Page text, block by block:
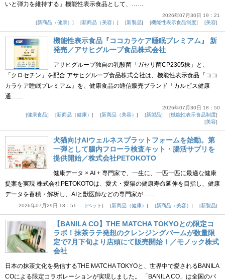
いと弾力を維持する」機能性表示食品として、……
2026年07月30日 19：21
新商品（健康）
新商品（美容） 新製品 機能性表示食品制度 美容
機能性表示食品『ココカラケア睡眠プレミアム』 新
発売／アサヒグループ食品株式会社
アサヒグループ独自の乳酸菌「ガセリ菌CP2305株」と、
「クロセチン」を配合 アサヒグループ食品株式会社は、機能性表示食品『ココ
カラケア睡眠プレミアム』を、健康食品の通信販売ブランド「カルピス健康
通……
2026年07月30日 18：50
健康食品
新商品（健康） 新商品（美容） 新製品
機能性表示食品制度
美容
犬猫向けAIウェルネスプラットフォームを始動。第
一弾として腸内フローラ検査キット・腸活サプリを
提供開始／株式会社PETOKOTO
健康データ × AI + 専門家で、一生に、一匹一匹に最適な健康
提案を実現 株式会社PETOKOTOは、愛犬・愛猫の健康寿命延伸を目指し、健康
データを蓄積・解析し、AIと獣医師などの専門家が……
2026年07月29日 18：51 ペット 新商品（健康） 新商品（美容） 新製品
【BANILA CO】THE MATCHA TOKYOとの限定コ
ラボ！抹茶ラテ発想のクレンジングバームが数量限
定で7月下旬より店頭にて販売開始！／モノック株式
会社
日本の抹茶文化を発信するTHE MATCHA TOKYOと、世界中で愛されるBANILA
COによる限定コラボレーションが実現しました。 「BANILA CO」は全国のバ